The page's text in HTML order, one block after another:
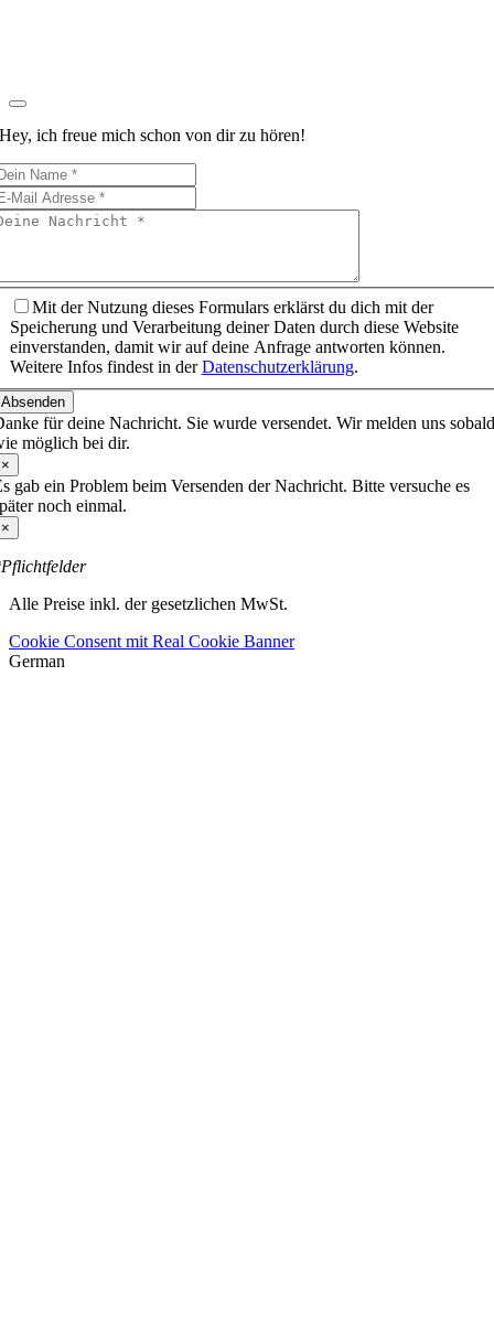
Hey, ich freue mich schon von dir zu hören!
Mit der Nutzung dieses Formulars erklärst du dich mit der
Speicherung und Verarbeitung deiner Daten durch diese Website
einverstanden, damit wir auf deine Anfrage antworten können.
Weitere Infos findest in derDatenschutzerklärung.
Absenden
für deine Nachricht. Sie wurde versendet. Wir melden uns sobald
möglich bei dir.
×
gab ein Problem beim Versenden der Nachricht. Bitte versuche es
noch einmal.
×
Alle Preise inkl. der gesetzlichen MwSt.
Cookie Consent mit Real Cookie Banner
German